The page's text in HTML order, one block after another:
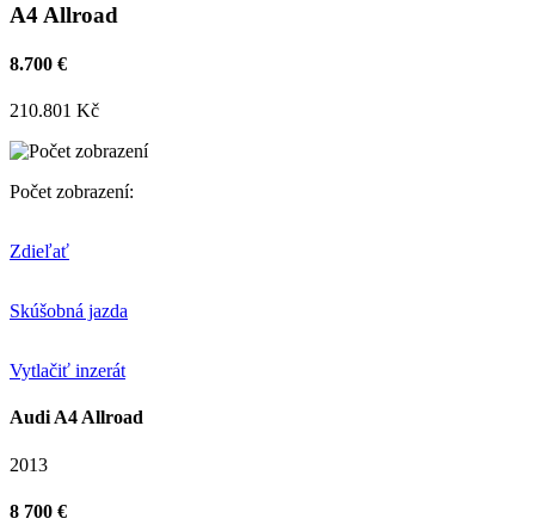
A4 Allroad
8.700 €
210.801 Kč
Počet zobrazení:
Zdieľať
Skúšobná jazda
Vytlačiť inzerát
Audi A4 Allroad
2013
8 700 €